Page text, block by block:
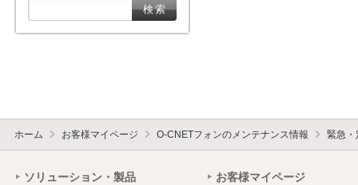
ホーム お客様マイページ O-CNETフォンのメンテナンス情報 緊急・
ソリューション・製品 お客様マイページ